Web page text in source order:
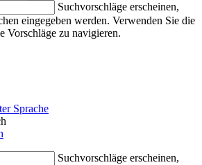
Suchvorschläge erscheinen,
eingegeben werden. Verwenden Sie die
Vorschläge zu navigieren.
Sprache
Suchvorschläge erscheinen,